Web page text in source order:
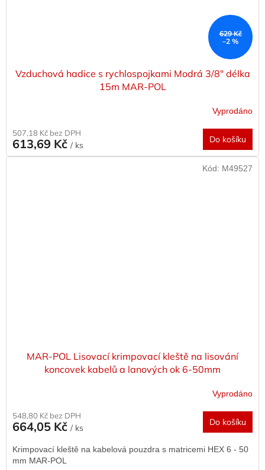
629 Kč
–2 %
Vzduchová hadice s rychlospojkami Modrá 3/8" délka
15m MAR-POL
Vyprodáno
507,18 Kč bez DPH
613,69 Kč / ks
Do košíku
MAR-POL Lisovací krimpovací kleště na lisování
koncovek kabelů a lanových ok 6-50mm
Vyprodáno
548,80 Kč bez DPH
664,05 Kč / ks
Do košíku
Krimpovací kleště na kabelová pouzdra s matricemi HEX 6 - 50
mm MAR-POL
Kód: M49527